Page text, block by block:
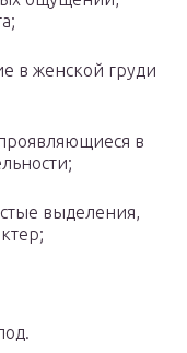
в женской груди
в
выделения,